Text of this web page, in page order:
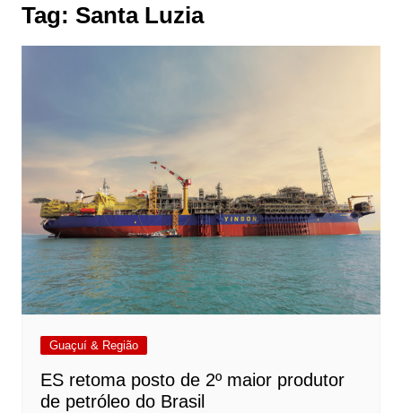
Tag: Santa Luzia
Guaçuí & Região
ES retoma posto de 2º maior produtor
de petróleo do Brasil